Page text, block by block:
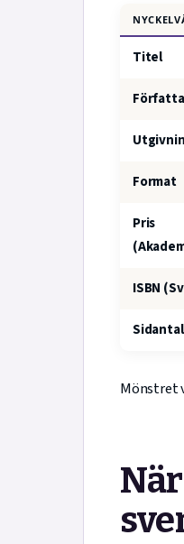
Titel
Format
Pris
ISBN
Mönstret